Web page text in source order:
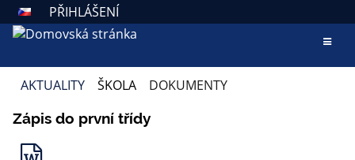
PŘIHLÁŠENÍ
AKTUALITY ŠKOLA DOKUMENTY
DOKUMENTY
Zápis do první třídy